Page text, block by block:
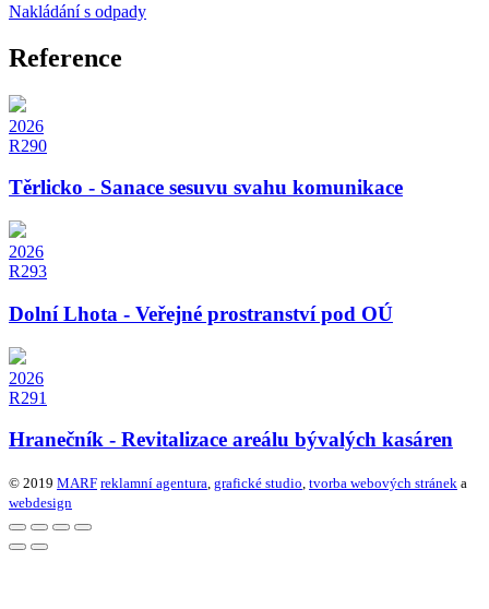
Nakládání s odpady
Reference
2026
R290
Těrlicko - Sanace sesuvu svahu komunikace
2026
R293
Dolní Lhota - Veřejné prostranství pod OÚ
2026
R291
Hranečník - Revitalizace areálu bývalých kasáren
© 2019 MARF reklamní agentura grafické studio tvorba webových stránek a
webdesign